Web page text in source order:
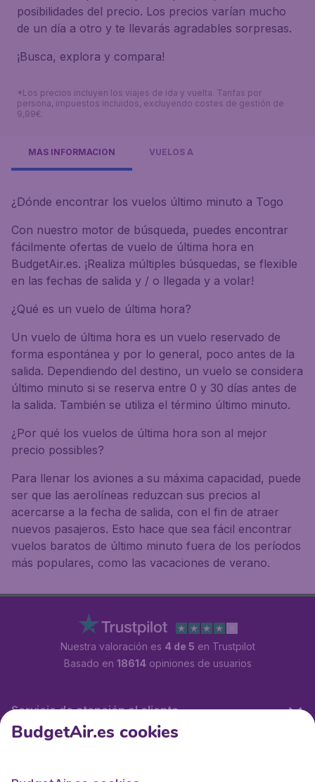
posibilidades del precio. Los precios varían mucho
de un día a otro y te llevarás agradables sorpresas.
¡Busca, explora y compara!
*Los precios incluyen los viajes de ida y vuelta. Tarifas por
persona, impuestos incluidos, excluyendo costes de gestión de
9,99€.
MÁS INFORMACIÓN VUELOS A
¿Dónde encontrar los vuelos último minuto a Togo
Con nuestro motor de búsqueda, puedes encontrar
fácilmente ofertas de vuelo de última hora en
BudgetAir.es. ¡Realiza múltiples búsquedas, se flexible
en las fechas de salida y / o llegada y a volar!
¿Qué es un vuelo de última hora?
Un vuelo de última hora es un vuelo reservado de
forma espontánea y por lo general, poco antes de la
salida. Dependiendo del destino, un vuelo se considera
último minuto si se reserva entre 0 y 30 días antes de
la salida. También se utiliza el término último minuto.
¿Por qué los vuelos de última hora son al mejor
precio possibles?
Para llenar los aviones a su máxima capacidad, puede
ser que las aerolíneas reduzcan sus precios al
acercarse a la fecha de salida, con el fin de atraer
nuevos pasajeros. Esto hace que sea fácil encontrar
vuelos baratos de último minuto fuera de los períodos
más populares, como las vacaciones de verano.
Nuestra valoración es 4 de 5 en Trustpilot
Basado en 18614opiniones de usuarios
Servicio de atención al cliente
BudgetAir.es cookies